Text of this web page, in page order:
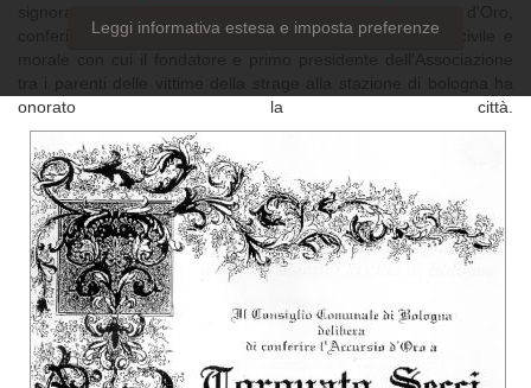
conferito alla memoria di Torquato Secciper l'impegno civile e
onorato la città.
Leggi informativa estesa e imposta preferenze